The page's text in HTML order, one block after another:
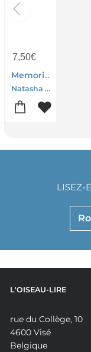
7,50€
Memorial Drive
Natasha Trethewey
LISEZ-
L'OISEAU-LIRE
rue du Collège, 10
4600 Visé
Belgique